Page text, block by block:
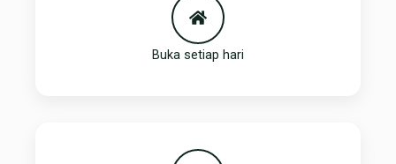
Buka setiap hari